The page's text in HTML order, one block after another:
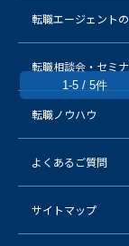
1-5 / 5件
転職エージェント
転職相談会・セミ
転職ノウハウ
よくあるご質問
サイトマップ